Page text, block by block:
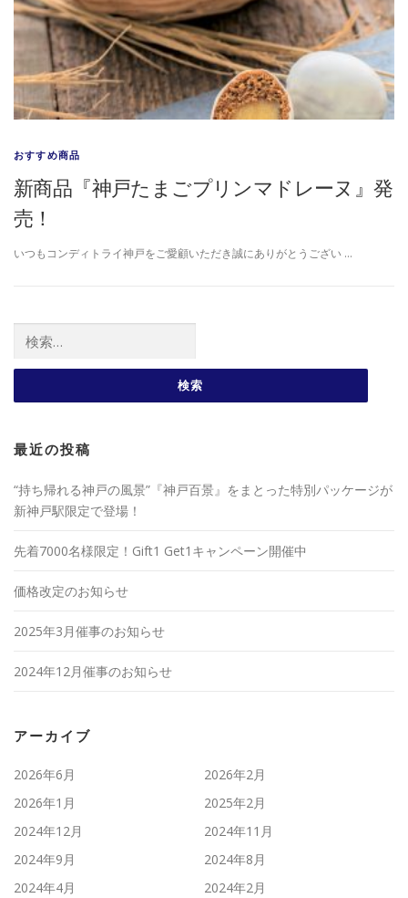
おすすめ商品
新商品『神戸たまごプリンマドレーヌ』発
売！
いつもコンディトライ神戸をご愛顧いただき誠にありがとうござい …
最近の投稿
“持ち帰れる神戸の風景”『神戸百景』をまとった特別パッケージが
新神戸駅限定で登場！
先着7000名様限定！Gift1 Get1キャンペーン開催中
価格改定のお知らせ
2025年3月催事のお知らせ
2024年12月催事のお知らせ
アーカイブ
2026年6月
2026年2月
2026年1月
2025年2月
2024年12月
2024年11月
2024年9月
2024年8月
2024年4月
2024年2月